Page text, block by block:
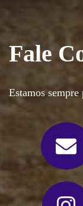
Fale
Estamos